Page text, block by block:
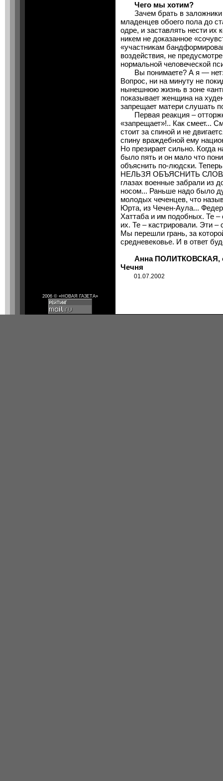
Чего мы хотим?
Зачем брать в заложники
младенцев обоего пола до
одре, и заставлять нести их
никем не доказанное
«участникам
воздействия, не
нормальной человеческой
Вы понимаете? А я — нет:
Вопрос, ни на минуту не
нынешнюю жизнь в зоне
показывает женщина на
запрещает матери слушать
Первая реакция –
«запрещает»!.. Как смеет...
стоит за спиной и не
спину враждебной ему
Но презирает сильно. Когда
было пять и он мало что
объяснить по-людски.
НЕЛЬЗЯ ОБЪЯСНИТЬ
глазах военные забрали из
носом... Раньше надо было
молодых чеченцев, что
Юрта, из Чечен-Аула...
Хаттаба и им подобных. Те
их. Те – кастрировали. Эти –
Мы перешли грань, за
средневековье. И в ответ
Анна ПОЛИТКОВСКАЯ,
Чечня
01.07.2002
2006 © «НОВАЯ ГАЗЕТА»